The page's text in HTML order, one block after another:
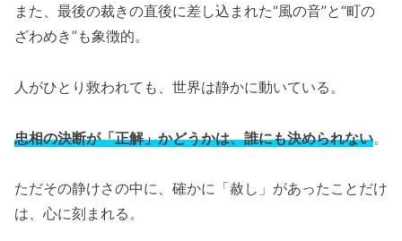
また、最後の裁きの直後に差し込まれた“風の音”と“町の
ざわめき”も象徴的。
人がひとり救われても、世界は静かに動いている。
忠相の決断が「正解」かどうかは、誰にも決められない。
ただその静けさの中に、確かに「赦し」があったことだけ
は、心に刻まれる。